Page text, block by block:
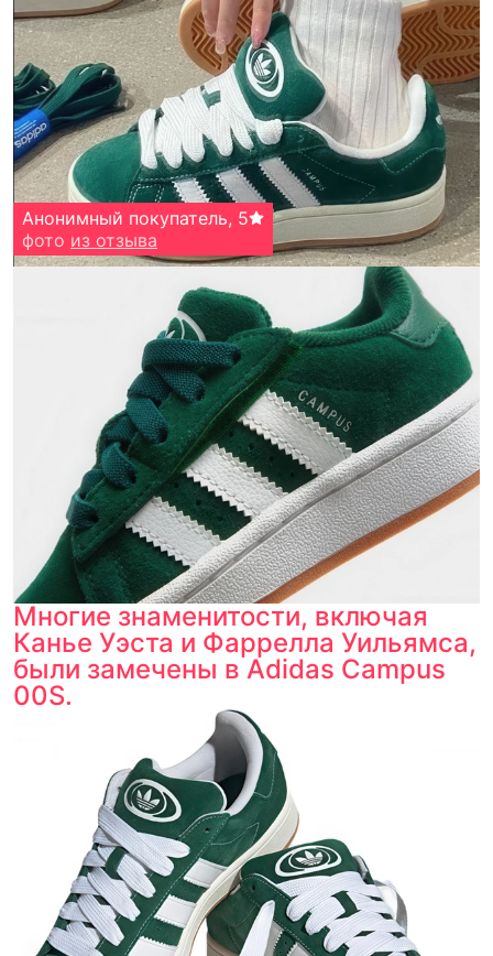
Анонимный покупатель, 5
фото из отзыва
Многие знаменитости, включая
Канье Уэста и Фаррелла Уильямса,
были замечены в Adidas Campus
00S.